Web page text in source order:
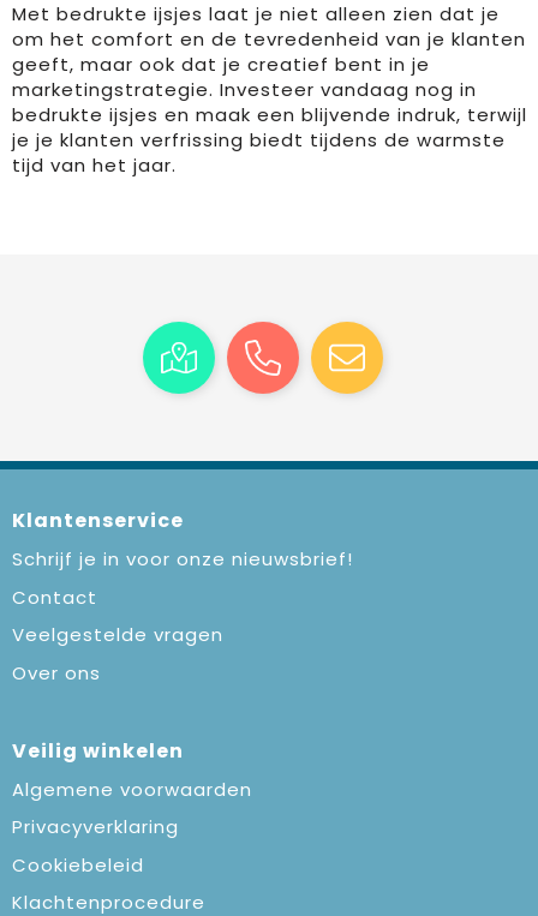
Met bedrukte ijsjes laat je niet alleen zien dat je
om het comfort en de tevredenheid van je klanten
geeft, maar ook dat je creatief bent in je
marketingstrategie. Investeer vandaag nog in
bedrukte ijsjes en maak een blijvende indruk, terwijl
je je klanten verfrissing biedt tijdens de warmste
tijd van het jaar.
Klantenservice
Schrijf je in voor onze nieuwsbrief!
Contact
Veelgestelde vragen
Over ons
Veilig winkelen
Algemene voorwaarden
Privacyverklaring
Cookiebeleid
Klachtenprocedure